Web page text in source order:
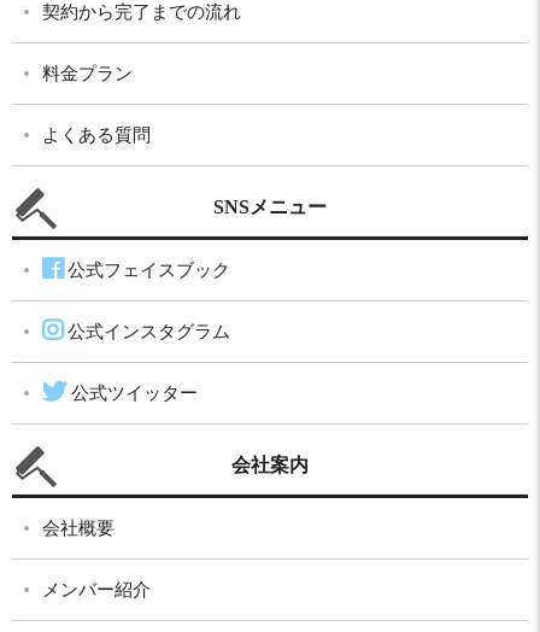
契約から完了までの流れ
料金プラン
よくある質問
SNSメニュー
公式フェイスブック
公式インスタグラム
公式ツイッター
会社案内
会社概要
メンバー紹介